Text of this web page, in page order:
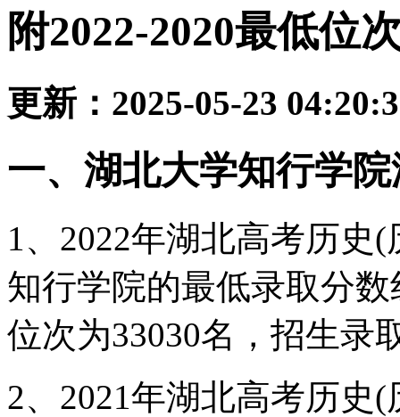
附2022-2020最低位
更新：2025-05-23
一、湖北大学知行学
1、2022年湖北高考历史
知行学院的最低录取分
位次为33030名，招生录
2、2021年湖北高考历史